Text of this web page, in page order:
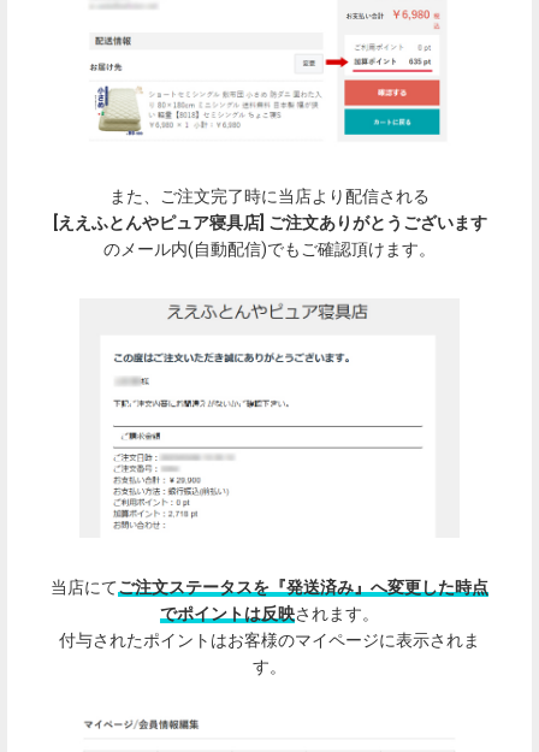
また、ご注文完了時に当店より配信される
[ええふとんやピュア寝具店] ご注文ありがとうございます
のメール内(自動配信)でもご確認頂けます。
当店にてご注文ステータスを『発送済み』へ変更した時点
でポイントは反映されます。
付与されたポイントはお客様のマイページに表示されま
す。